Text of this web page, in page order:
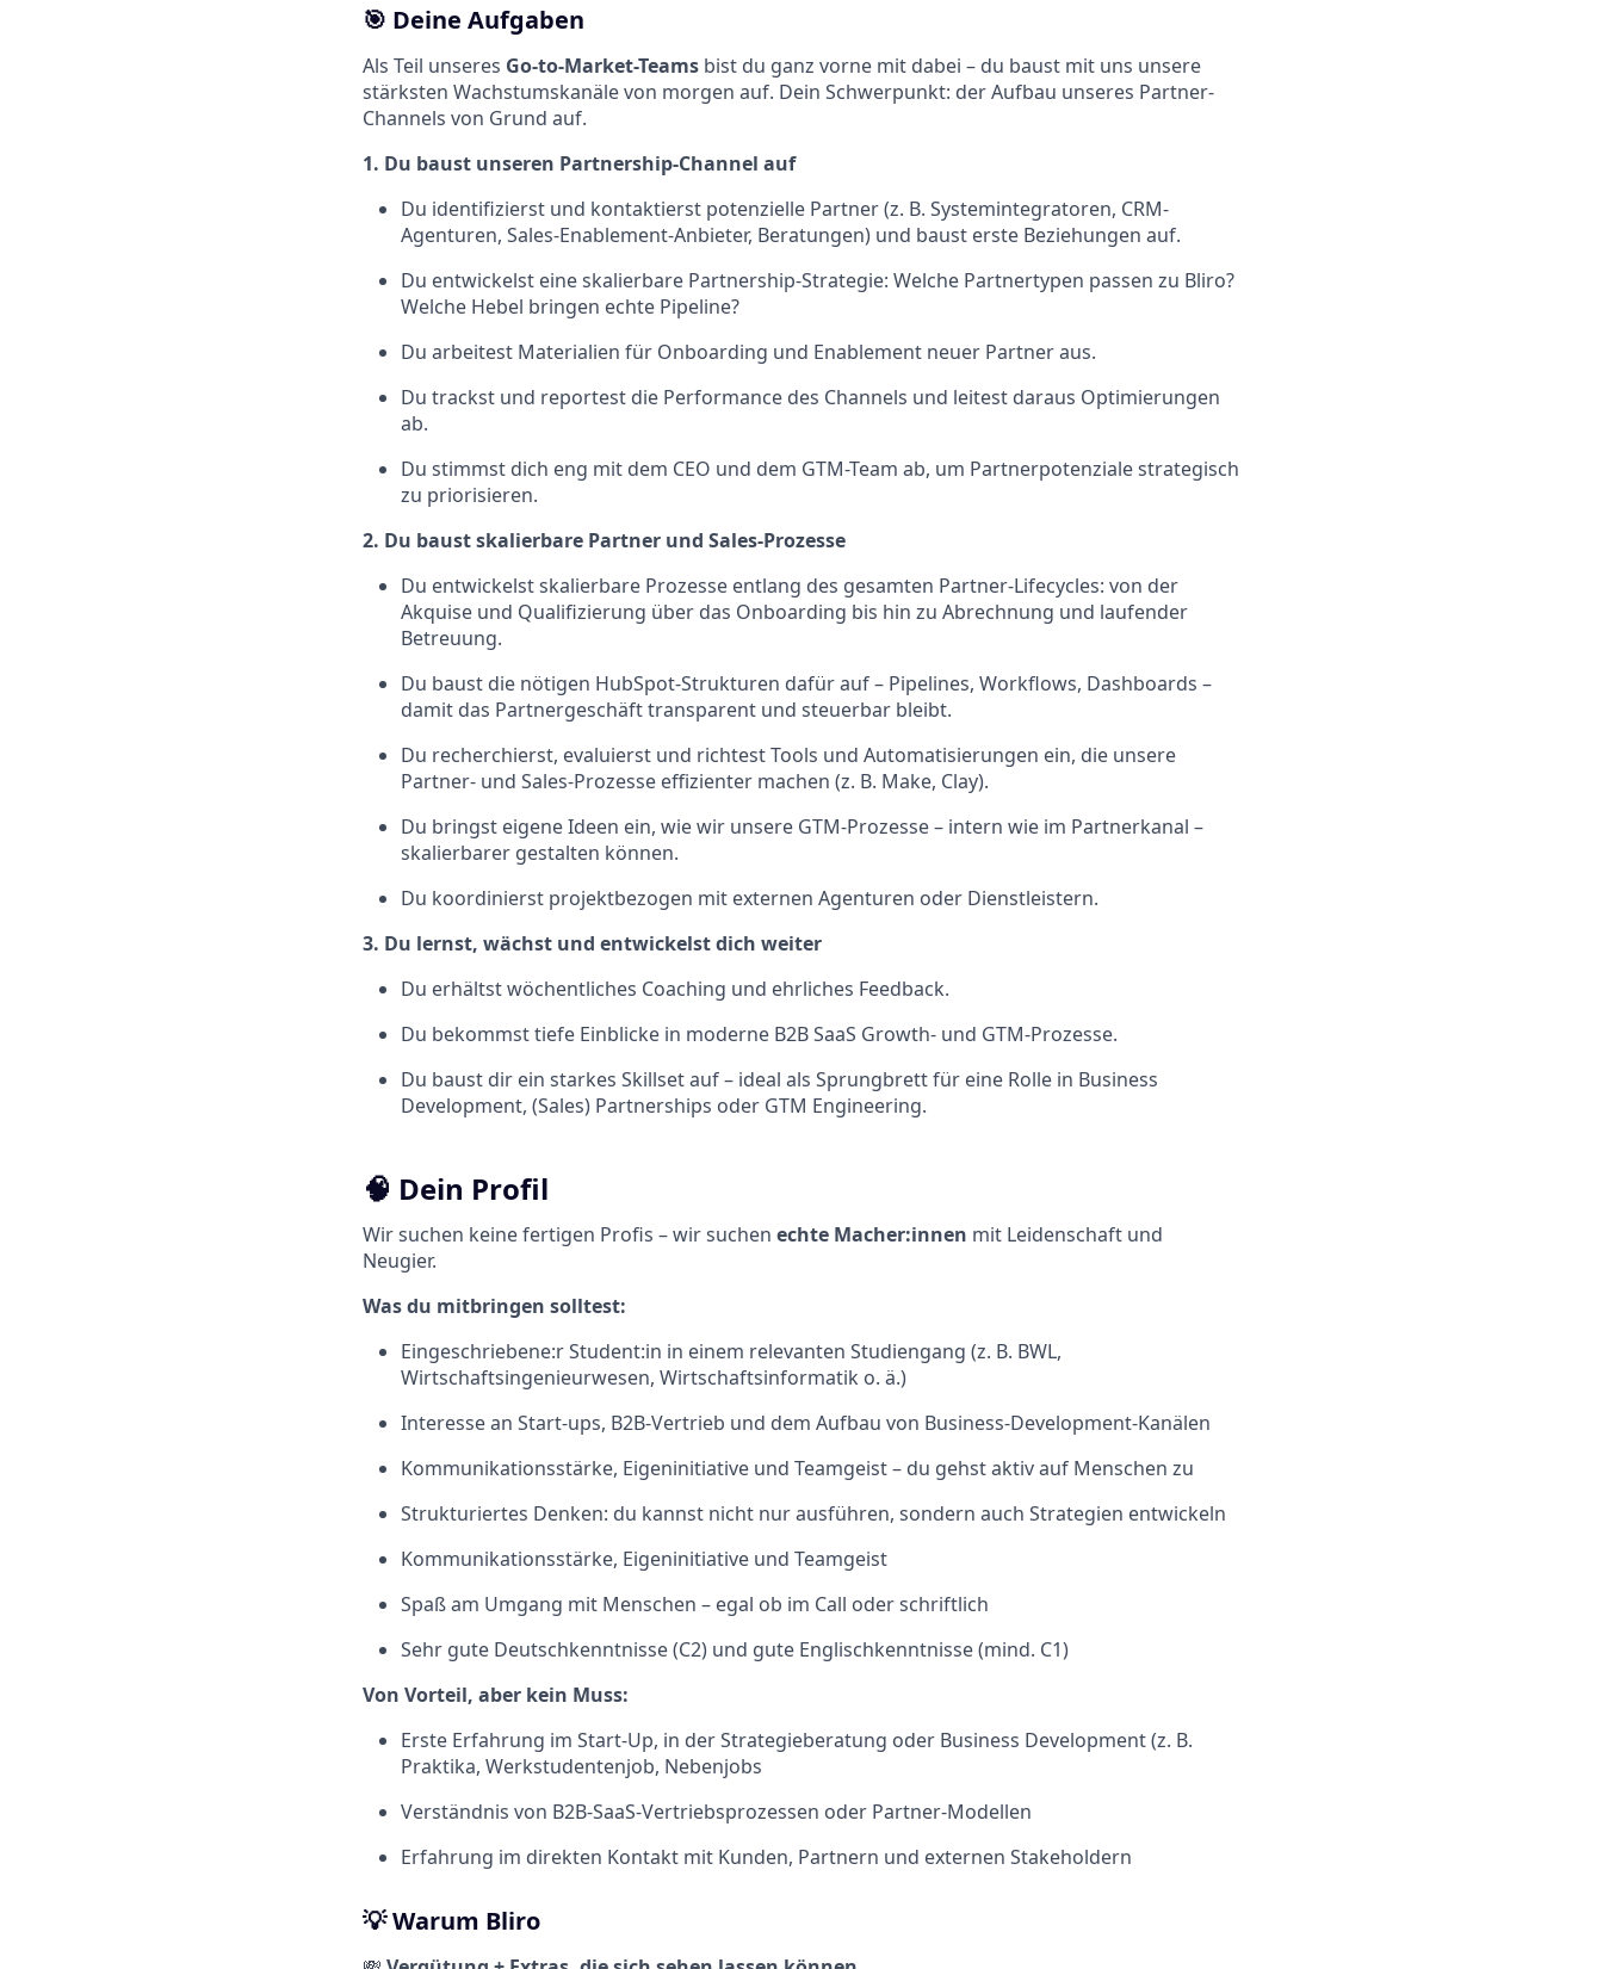
🎯 Deine Aufgaben
Als Teil unseres Go-to-Market-Teams bist du ganz vorne mit dabei – du baust mit uns unsere
stärksten Wachstumskanäle von morgen auf. Dein Schwerpunkt: der Aufbau unseres Partner-
Channels von Grund auf.
1. Du baust unseren Partnership-Channel auf
Du identifizierst und kontaktierst potenzielle Partner (z. B. Systemintegratoren, CRM-
Agenturen, Sales-Enablement-Anbieter, Beratungen) und baust erste Beziehungen auf.
Du entwickelst eine skalierbare Partnership-Strategie: Welche Partnertypen passen zu Bliro?
Welche Hebel bringen echte Pipeline?
Du arbeitest Materialien für Onboarding und Enablement neuer Partner aus.
Du trackst und reportest die Performance des Channels und leitest daraus Optimierungen
ab.
Du stimmst dich eng mit dem CEO und dem GTM-Team ab, um Partnerpotenziale strategisch
zu priorisieren.
2. Du baust skalierbare Partner und Sales-Prozesse
Du entwickelst skalierbare Prozesse entlang des gesamten Partner-Lifecycles: von der
Akquise und Qualifizierung über das Onboarding bis hin zu Abrechnung und laufender
Betreuung.
Du baust die nötigen HubSpot-Strukturen dafür auf – Pipelines, Workflows, Dashboards –
damit das Partnergeschäft transparent und steuerbar bleibt.
Du recherchierst, evaluierst und richtest Tools und Automatisierungen ein, die unsere
Partner- und Sales-Prozesse effizienter machen (z. B. Make, Clay).
Du bringst eigene Ideen ein, wie wir unsere GTM-Prozesse – intern wie im Partnerkanal –
skalierbarer gestalten können.
Du koordinierst projektbezogen mit externen Agenturen oder Dienstleistern.
3. Du lernst, wächst und entwickelst dich weiter
Du erhältst wöchentliches Coaching und ehrliches Feedback.
Du bekommst tiefe Einblicke in moderne B2B SaaS Growth- und GTM-Prozesse.
Du baust dir ein starkes Skillset auf – ideal als Sprungbrett für eine Rolle in Business
Development, (Sales) Partnerships oder GTM Engineering.
🧠 Dein Profil
Wir suchen keine fertigen Profis – wir suchen echte Macher:innen mit Leidenschaft und
Neugier.
Was du mitbringen solltest:
Eingeschriebene:r Student:in in einem relevanten Studiengang (z. B. BWL,
Wirtschaftsingenieurwesen, Wirtschaftsinformatik o. ä.)
Interesse an Start-ups, B2B-Vertrieb und dem Aufbau von Business-Development-Kanälen
Kommunikationsstärke, Eigeninitiative und Teamgeist – du gehst aktiv auf Menschen zu
Strukturiertes Denken: du kannst nicht nur ausführen, sondern auch Strategien entwickeln
Kommunikationsstärke, Eigeninitiative und Teamgeist
Spaß am Umgang mit Menschen – egal ob im Call oder schriftlich
Sehr gute Deutschkenntnisse (C2) und gute Englischkenntnisse (mind. C1)
Von Vorteil, aber kein Muss:
Erste Erfahrung im Start-Up, in der Strategieberatung oder Business Development (z. B.
Praktika, Werkstudentenjob, Nebenjobs
Verständnis von B2B-SaaS-Vertriebsprozessen oder Partner-Modellen
Erfahrung im direkten Kontakt mit Kunden, Partnern und externen Stakeholdern
💡 Warum Bliro